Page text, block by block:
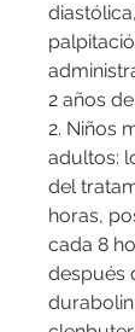
2 años
2. Niños
adultos:
del
horas,
cada 8
después